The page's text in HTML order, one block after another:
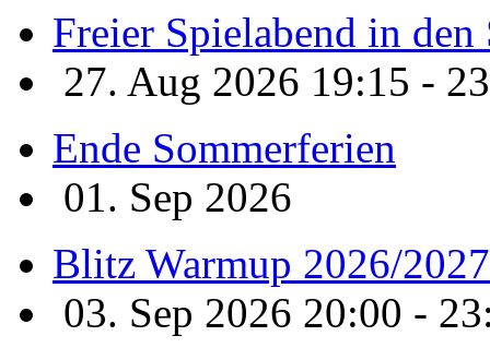
Freier Spielabend in
27. Aug 2026 19:15 -
Ende Sommerferien
01. Sep 2026
Blitz Warmup 2026/2027
03. Sep 2026 20:00 -